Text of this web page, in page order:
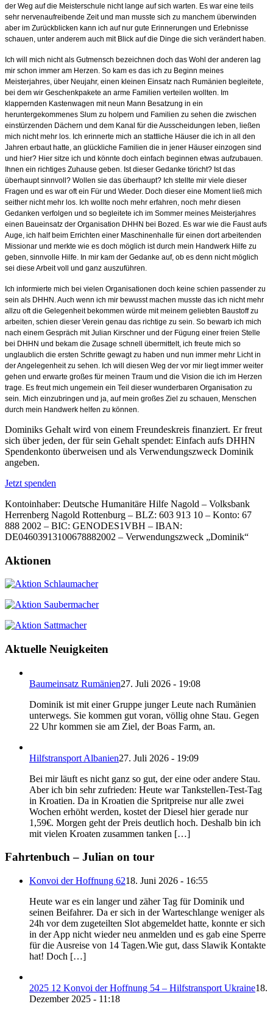
der Weg auf die Meisterschule nicht lange auf sich warten. Es war eine teils
sehr nervenaufreibende Zeit und man musste sich zu manchem überwinden
aber im Zurückblicken kann ich auf nur gute Erinnerungen und Erlebnisse
schauen, unter anderem auch mit Blick auf die Dinge die sich verändert haben.
Ich will mich nicht als Gutmensch bezeichnen doch das Wohl der anderen lag
mir schon immer am Herzen. So kam es das ich zu Beginn meines
Meisterjahres, über Neujahr, einen kleinen Einsatz nach Rumänien begleitete,
bei dem wir Geschenkpakete an arme Familien verteilen wollten. Im
klappernden Kastenwagen mit neun Mann Besatzung in ein
heruntergekommenes Slum zu holpern und Familien zu sehen die zwischen
einstürzenden Dächern und dem Kanal für die Ausscheidungen leben, ließen
mich nicht mehr los. Ich erinnerte mich an stattliche Häuser die ich in all den
Jahren erbaut hatte, an glückliche Familien die in jener Häuser einzogen sind
und hier? Hier sitze ich und könnte doch einfach beginnen etwas aufzubauen.
Ihnen ein richtiges Zuhause geben. Ist dieser Gedanke töricht? Ist das
überhaupt sinnvoll? Wollen sie das überhaupt? Ich stellte mir viele dieser
Fragen und es war oft ein Für und Wieder. Doch dieser eine Moment ließ mich
seither nicht mehr los. Ich wollte noch mehr erfahren, noch mehr diesen
Gedanken verfolgen und so begleitete ich im Sommer meines Meisterjahres
einen Baueinsatz der Organisation DHHN bei Bozed. Es war wie die Faust aufs
Auge, ich half beim Errichten einer Maschinenhalle für einen dort arbeitenden
Missionar und merkte wie es doch möglich ist durch mein Handwerk Hilfe zu
geben, sinnvolle Hilfe. In mir kam der Gedanke auf, ob es denn nicht möglich
sei diese Arbeit voll und ganz auszuführen.
Ich informierte mich bei vielen Organisationen doch keine schien passender zu
sein als DHHN. Auch wenn ich mir bewusst machen musste das ich nicht mehr
allzu oft die Gelegenheit bekommen würde mit meinem geliebten Baustoff zu
arbeiten, schien dieser Verein genau das richtige zu sein. So bewarb ich mich
nach einem Gespräch mit Julian Kirschner und der Fügung einer freien Stelle
bei DHHN und bekam die Zusage schnell übermittelt, ich freute mich so
unglaublich die ersten Schritte gewagt zu haben und nun immer mehr Licht in
der Angelegenheit zu sehen. Ich will diesen Weg der vor mir liegt immer weiter
gehen und erwarte großes für meinen Traum und die Vision die ich im Herzen
trage. Es freut mich ungemein ein Teil dieser wunderbaren Organisation zu
sein. Mich einzubringen und ja, auf mein großes Ziel zu schauen, Menschen
durch mein Handwerk helfen zu können.
Dominiks Gehalt wird von einem Freundeskreis finanziert. Er freut
sich über jeden, der für sein Gehalt spendet: Einfach aufs DHHN
Spendenkonto überweisen und als Verwendungszweck Dominik
angeben.
Jetzt spenden
Kontoinhaber: Deutsche Humanitäre Hilfe Nagold – Volksbank
Herrenberg Nagold Rottenburg – BLZ: 603 913 10 – Konto: 67
888 2002 – BIC: GENODES1VBH – IBAN:
DE04603913100678882002 – Verwendungszweck „Dominik“
Aktionen
Aktuelle Neuigkeiten
Baumeinsatz Rumänien27. Juli 2026 - 19:08
Dominik ist mit einer Gruppe junger Leute nach Rumänien
unterwegs. Sie kommen gut voran, völlig ohne Stau. Gegen
22 Uhr kommen sie am Ziel, der Boas Farm, an.
Hilfstransport Albanien27. Juli 2026 - 19:09
Bei mir läuft es nicht ganz so gut, der eine oder andere Stau.
Aber ich bin sehr zufrieden: Heute war Tankstellen-Test-Tag
in Kroatien. Da in Kroatien die Spritpreise nur alle zwei
Wochen erhöht werden, kostet der Diesel hier gerade nur
1,59€. Morgen geht der Preis deutlich hoch. Deshalb bin ich
mit vielen Kroaten zusammen tanken […]
Fahrtenbuch – Julian on tour
Konvoi der Hoffnung 6218. Juni 2026 - 16:55
Heute war es ein langer und zäher Tag für Dominik und
seinen Beifahrer. Da er sich in der Warteschlange weniger als
24h vor dem zugeteilten Slot abgemeldet hatte, konnte er sich
in der App nicht wieder neu anmelden und es gab eine Sperre
für die Ausreise von 14 Tagen.Wie gut, dass Slawik Kontakte
hat! Doch […]
2025 12 Konvoi der Hoffnung 54 – Hilfstransport Ukraine18.
Dezember 2025 - 11:18